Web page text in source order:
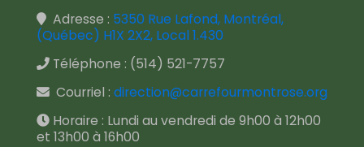
Adresse : 5350 Rue Lafond, Montréal,
(Québec) H1X 2X2, Local 1.430
Téléphone : (514) 521-7757
Courriel : direction@carrefourmontrose.org
Horaire : Lundi au vendredi de 9h00 à 12h00
et 13h00 à 16h00